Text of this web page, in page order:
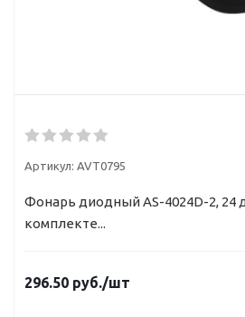
Артикул: AVT0795
Фонарь диодный AS-4024D-2, 24
комплекте...
296.50 руб./шт